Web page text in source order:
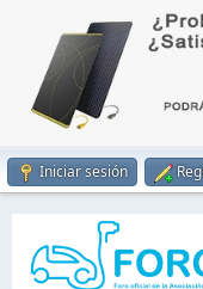
Iniciar sesión